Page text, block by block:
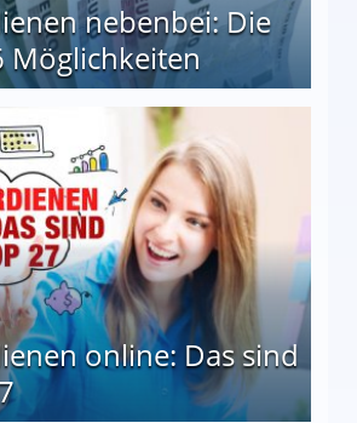
nebenbei: Die
Möglichkeiten
online: Das sind